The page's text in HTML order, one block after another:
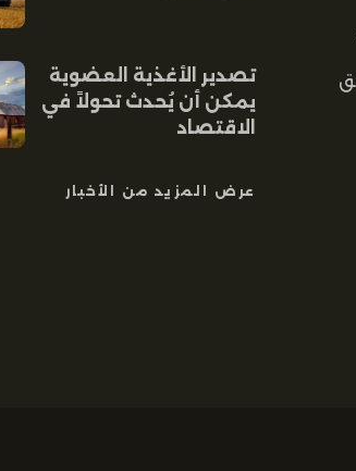
تصدير الأغذية العضوية
يمكن أن يُحدث تحولاً في
الاقتصاد
عرض المزيد من الأخبار